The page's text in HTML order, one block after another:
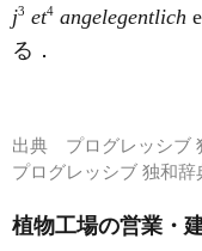
j3 et4 angelegentlich
る．
出典 プログレッシブ
プログレッシブ 独和
植物工場の営業・